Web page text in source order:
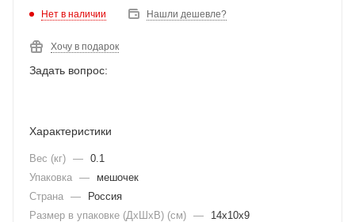
Нет в наличии Нашли дешевле?
Хочу в подарок
Задать вопрос:
Характеристики
Вес (кг) — 0.1
Упаковка —
мешочек
Страна —
Россия
Размер в упаковке (ДхШxВ) (см) —
14х10х9